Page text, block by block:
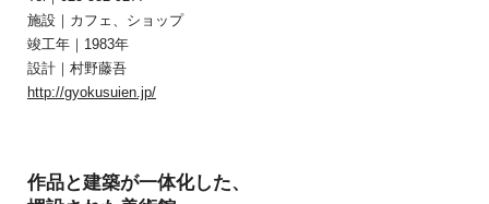
施設｜カフェ、ショップ
竣工年｜1983年
設計｜村野藤吾
http://gyokusuien.jp/
作品と建築が一体化した、